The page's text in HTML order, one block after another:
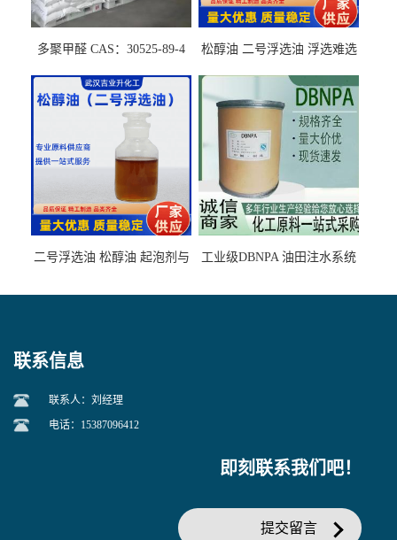
多聚甲醛 CAS：30525-89-4
松醇油 二号浮选油 浮选难选
石墨矿
二号浮选油 松醇油 起泡剂与
工业级DBNPA 油田注水系统
联系信息
联系人：刘经理
电话：15387096412
即刻联系我们吧！
提交留言